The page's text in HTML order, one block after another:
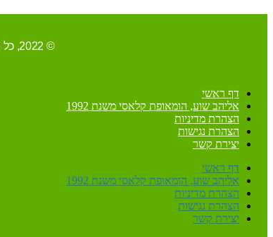
© 2022, כל הזכויות שמורות ל-אליהב שוע/ קידום ובניית האתר RAVENMEDIA.CO.IL
דף ראשי
אליהב שוע, הומאופת קלאסי משנת 1992
הצהרת מדיניות
הצהרת נגישות
יצירת קשר
דף ראשי
אליהב שוע, הומאופת קלאסי משנת 1992
הצהרת מדיניות
הצהרת נגישות
יצירת קשר